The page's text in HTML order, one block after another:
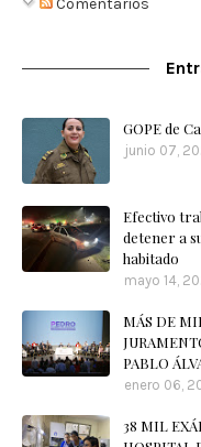
Comentarios
GOPE de
junio 07,
Efectivo
detener a
habitado
mayo 14,
MÁS DE
PABLO
enero 06,
38 MIL